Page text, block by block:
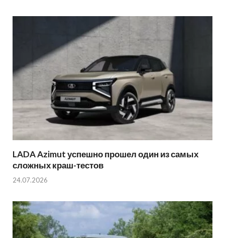
LADA Azimut успешно прошел один из самых
сложных краш-тестов
24.07.2026